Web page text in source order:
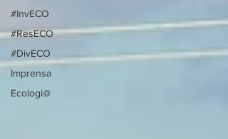
#InvECO
#ResECO
#DivECO
Imprensa
Ecologi@